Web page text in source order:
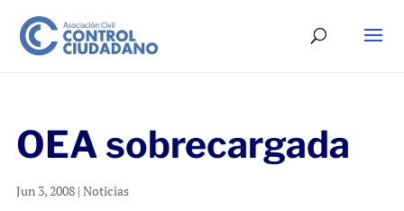
OEA sobrecargada
Jun 3, 2008| Noticias